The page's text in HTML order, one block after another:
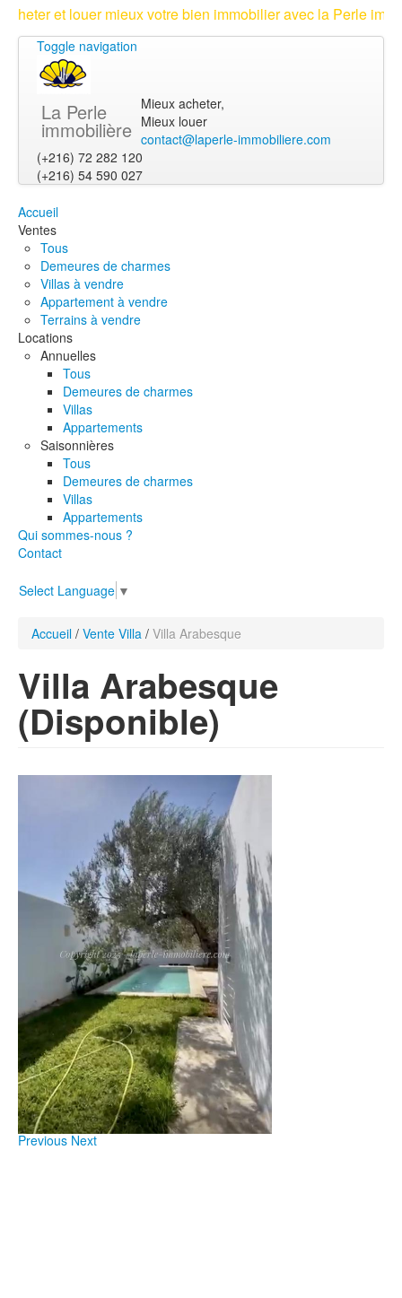
louer mieux votre bien immobilier avec la Perle immobilière
Toggle navigation
La Perle
immobilière
Mieux acheter,
Mieux louer
contact@laperle-immobiliere.com
(+216) 72 282 120
(+216) 54 590 027
Accueil
Ventes
Tous
Demeures de charmes
Villas à vendre
Appartement à vendre
Terrains à vendre
Locations
Annuelles
Tous
Demeures de charmes
Villas
Appartements
Saisonnières
Tous
Demeures de charmes
Villas
Appartements
Qui sommes-nous ?
Contact
Select Language ▼
Accueil / Vente Villa / Villa Arabesque
Villa Arabesque
(Disponible)
Previous Next